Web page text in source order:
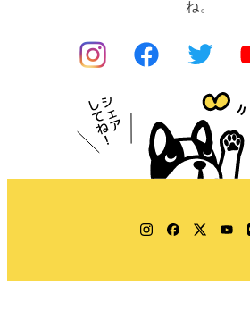
ね。
Instagram
Facebook